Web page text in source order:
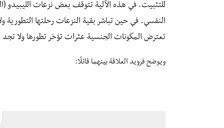
للتثبيت. في هذه الآلية تتوقف بعض نزعات الليبيدو
النفسي. في حين تباشر بقية النزعات رحلتها التطورية
تعترض المكونات الجنسية عثرات تؤخر تطورها ولا
ويوضح فرويد العلاقة بينهما قائلًا: